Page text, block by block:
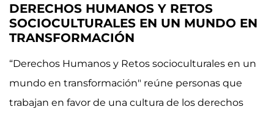
DERECHOS HUMANOS Y RETOS
SOCIOCULTURALES EN UN MUNDO EN
TRANSFORMACIÓN
“Derechos Humanos y Retos socioculturales en un
mundo en transformación" reúne personas que
trabajan en favor de una cultura de los derechos